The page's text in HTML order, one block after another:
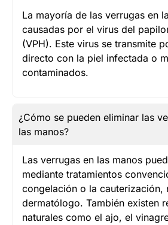
La mayoría de las verrugas en
causadas por el virus del
(VPH). Este virus se transmite
directo con la piel infectada o
contaminados.
¿Cómo se pueden eliminar las
las manos?
Las verrugas en las manos
mediante tratamientos
congelación o la cauterización,
dermatólogo. También existen
naturales como el ajo, el